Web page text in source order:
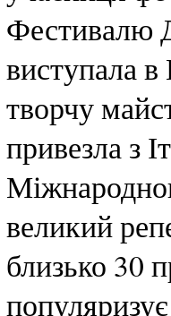
Фестивалю
виступала
творчу
привезла з
великий
близько 30